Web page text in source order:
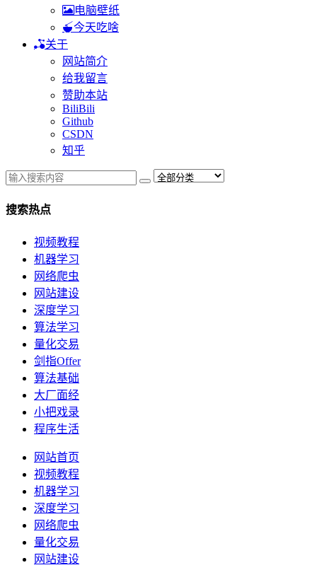
电脑壁纸
今天吃啥
关于
网站简介
给我留言
赞助本站
BiliBili
Github
CSDN
知乎
搜索热点
视频教程
机器学习
网络爬虫
网站建设
深度学习
算法学习
量化交易
剑指Offer
算法基础
大厂面经
小把戏录
程序生活
网站首页
视频教程
机器学习
深度学习
网络爬虫
量化交易
网站建设